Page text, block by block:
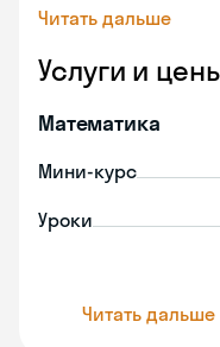
Читать дальше
Услуги и
Математика
Мини-курс
Уроки
Читать дальше